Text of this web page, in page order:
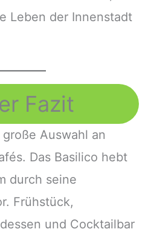
Leben der Innenstadt
Fazit
Auswahl an
Das Basilico hebt
durch seine
Frühstück,
und Cocktailbar